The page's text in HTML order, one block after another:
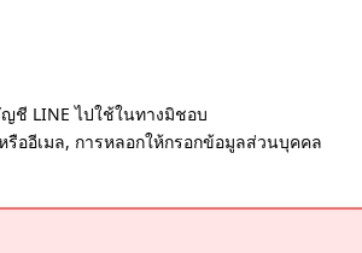
ชี LINE ไปใช้ในทางมิชอบ
รืออีเมล, การหลอกให้กรอกข้อมูลส่วนบุคคล